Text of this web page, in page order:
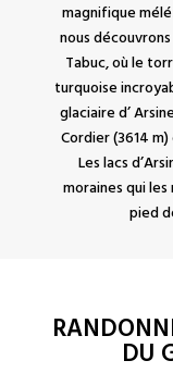
magnifique
nous
Tabuc, où le
turquoise
glaciaire d’
Cordier (3614
Les lacs
moraines qui
pied
DU